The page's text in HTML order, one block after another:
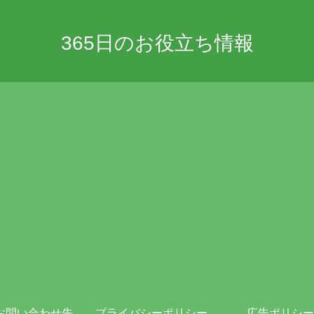
365日のお役立ち情報